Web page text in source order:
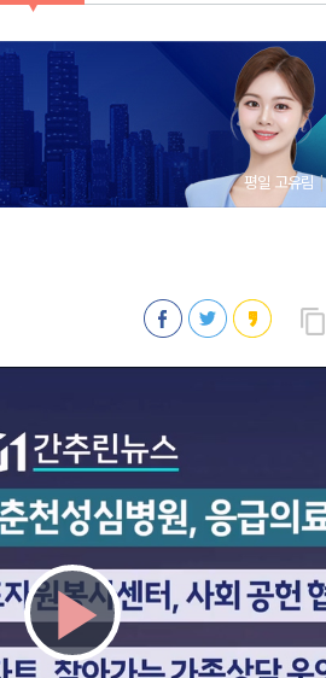
평일 고유림
content_copy